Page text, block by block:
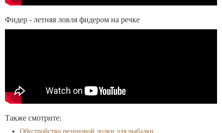
Фидер - летняя ловля фидером на речке
Также смотрите:
Обустройство резиновой лодки для рыбалки